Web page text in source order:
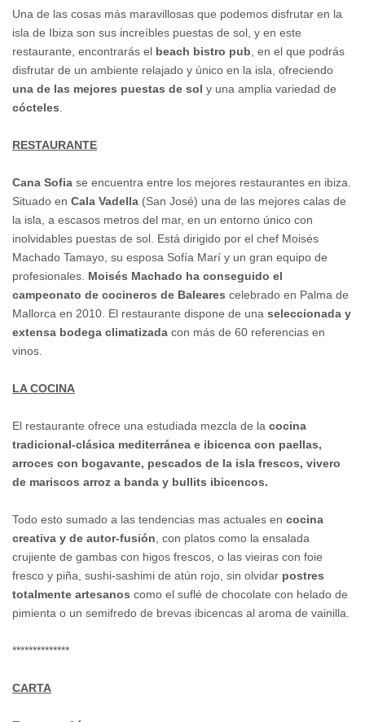
Una de las cosas más maravillosas que podemos disfrutar en la
isla de Ibiza son sus increíbles puestas de sol, y en este
restaurante, encontrarás el beach bistro pub , en el que podrás
disfrutar de un ambiente relajado y único en la isla, ofreciendo
una de las mejores puestas de sol y una amplia variedad de
cócteles
RESTAURANTE
Cana Sofia se encuentra entre los mejores restaurantes en ibiza.
Situado en Cala Vadella (San José) una de las mejores calas de
la isla, a escasos metros del mar, en un entorno único con
inolvidables puestas de sol. Está dirigido por el chef Moisés
Machado Tamayo, su esposa Sofía Marí y un gran equipo de
profesionales. Moisés Machado ha conseguido el
campeonato de cocineros de Baleares celebrado en Palma de
Mallorca en 2010. El restaurante dispone de una seleccionada y
extensa bodega climatizada con más de 60 referencias en
vinos.
LA COCINA
El restaurante ofrece una estudiada mezcla de la cocina
tradicional-clásica mediterránea e ibicenca con paellas,
arroces con bogavante, pescados de la isla frescos, vivero
de mariscos arroz a banda y bullits ibicencos.
Todo esto sumado a las tendencias mas actuales en cocina
creativa y de autor-fusión , con platos como la ensalada
crujiente de gambas con higos frescos, o las vieiras con foie
fresco y piña, sushi-sashimi de atún rojo, sin olvidar postres
totalmente artesanos como el suflé de chocolate con helado de
pimienta o un semifredo de brevas ibicencas al aroma de vainilla.
**************
CARTA